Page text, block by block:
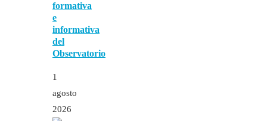
formativa
e
informativa
del
Observatorio
1
agosto
2026